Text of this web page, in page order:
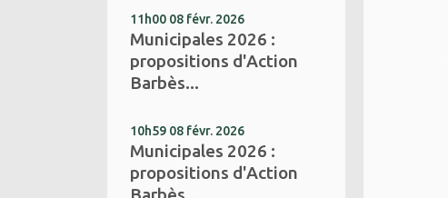
11h00 08 févr. 2026
Municipales 2026 :
propositions d'Action
Barbès...
10h59 08 févr. 2026
Municipales 2026 :
propositions d'Action